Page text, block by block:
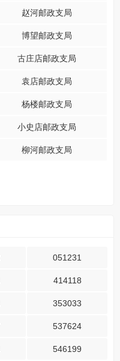
赵河邮政支局
博望邮政支局
古庄店邮政支局
袁店邮政支局
杨楼邮政支局
小史店邮政支局
柳河邮政支局
051231
414118
353033
537624
546199